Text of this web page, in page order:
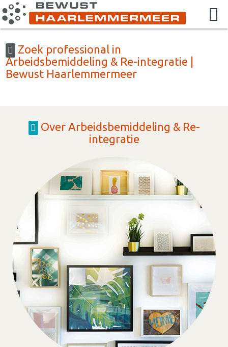
Zoek professional in
Arbeidsbemiddeling & Re-integratie |
Bewust Haarlemmermeer
Over Arbeidsbemiddeling & Re-
integratie